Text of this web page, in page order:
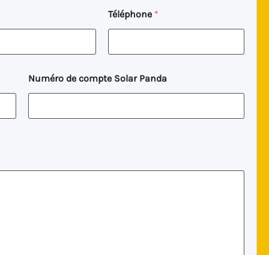
Téléphone *
Numéro de compte Solar Panda